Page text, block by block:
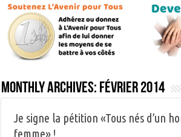
Monthly Archives: février 2014
Je signe la pétition «Tous nés d’un
femme» !